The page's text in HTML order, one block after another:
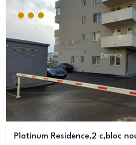
Platinum Residence,2 c,bloc